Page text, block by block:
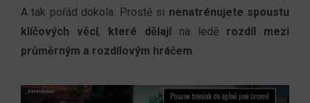
A tak pořád dokola
Prostě si nenatrénujete spoustu
klíčových věcí, které dělají na ledě rozdíl mezi
průměrným a rozdílovým hráčem